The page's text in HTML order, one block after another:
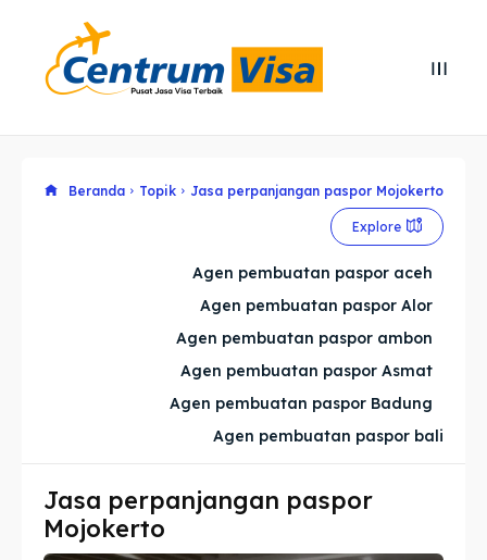
Cari
Cari
Explore our destinations
Imta
Explore our destinations
Imta
Beranda Topik Jasa perpanjangan paspor Mojokerto
Explore
Agen pembuatan paspor aceh
Agen pembuatan paspor Alor
Agen pembuatan paspor ambon
Agen pembuatan paspor Asmat
Agen pembuatan paspor Badung
Agen pembuatan paspor bali
Jasa perpanjangan paspor
Mojokerto